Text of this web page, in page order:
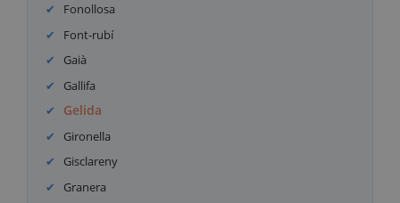
Fonollosa
Font-rubí
Gaià
Gallifa
Gelida
Gironella
Gisclareny
Granera